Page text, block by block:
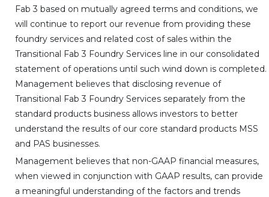
Fab 3 based on mutually agreed terms and conditions, we
will continue to report our revenue from providing these
foundry services and related cost of sales within the
Transitional Fab 3 Foundry Services line in our consolidated
statement of operations until such wind down is completed.
Management believes that disclosing revenue of
Transitional Fab 3 Foundry Services separately from the
standard products business allows investors to better
understand the results of our core standard products MSS
and PAS businesses.
Management believes that non-GAAP financial measures,
when viewed in conjunction with GAAP results, can provide
a meaningful understanding of the factors and trends